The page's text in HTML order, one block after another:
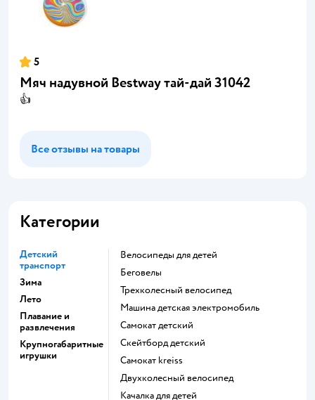
5
Мяч надувной Bestway тай-дай 31042
👍
Все отзывы на товары
Категории
Детский
транспорт
Зима
Лето
Плавание и
развлечения
Крупногабаритные
игрушки
Велосипеды для детей
Беговелы
Трехколесный велосипед
Машина детская электромобиль
Самокат детский
Скейтборд детский
Самокат kreiss
Двухколесный велосипед
Качалка для детей